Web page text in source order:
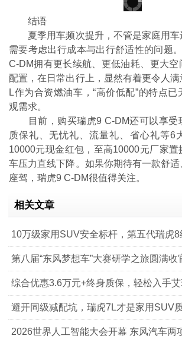
结语
夏季用车频次提升，不管是家庭用车
需要考虑出行成本与出行舒适性的问题
C-DM拥有更长续航、更低油耗、更大空
配置，在日常出行上，显然有着更令人
L作为合资燃油车，“高价低配”的特点
观需求。
目前，购买瑞虎9 C-DM还可以享受
质保礼、无忧礼、流量礼、省心礼等6
10000元现金红包，至高10000元厂家置
车压力直线下降。如果你期待有一款舒
座驾，瑞虎9 C-DM很值得关注。
相关文章
第八届“东风梦想车”大赛研学之旅圆满收
综合优惠3.6万元+终身质保，轻松入手
避开同级减配坑，瑞虎7L才是家用SUV